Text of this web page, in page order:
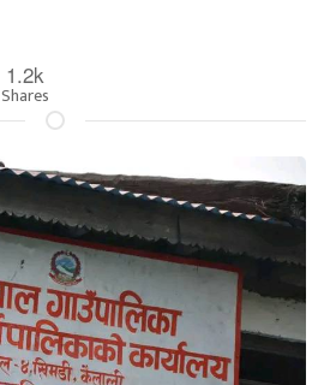
1.2k
Shares